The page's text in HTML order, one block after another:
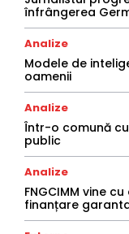
înfrângerea
Analize
Modele de
oamenii
Analize
Într-o comună
public
Analize
FNGCIMM vine
finanțare